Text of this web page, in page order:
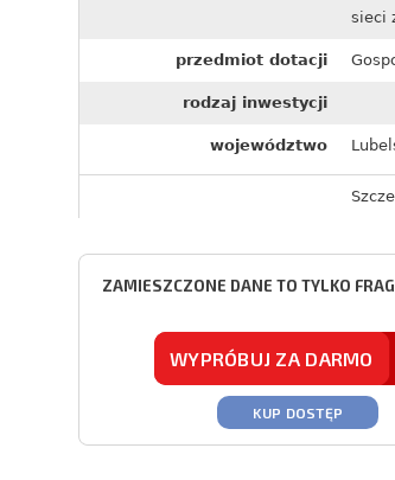
sieci
przedmiot dotacji
rodzaj inwestycji
województwo
ZAMIESZCZONE DANE TO TYLKO
WYPRÓBUJ ZA DARMO
KUP DOSTĘP